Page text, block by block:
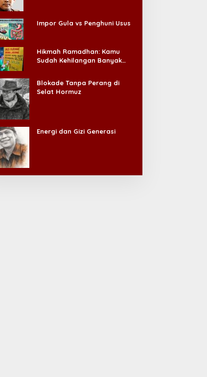
Impor Gula vs Penghuni Usus
Hikmah Ramadhan: Kamu
Sudah Kehilangan Banyak
Blokade Tanpa Perang di
Selat Hormuz
Energi dan Gizi Generasi